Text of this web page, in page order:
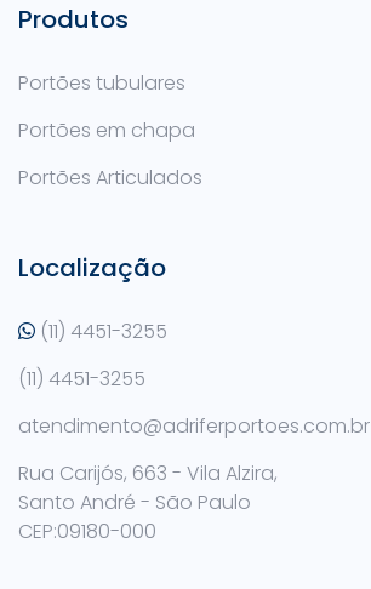
Produtos
Portões tubulares
Portões em chapa
Portões Articulados
Localização
(11) 4451-3255
(11) 4451-3255
atendimento@adriferportoes.com.br
Rua Carijós, 663 - Vila Alzira,
Santo André - São Paulo
CEP:09180-000